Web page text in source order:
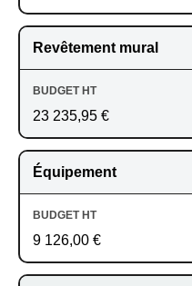
Revêtement mural
23 235,95 €
Équipement
9 126,00 €